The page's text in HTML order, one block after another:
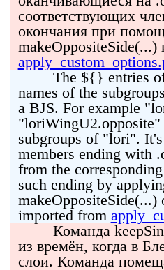
соответствующих
окончания при
makeOppositeSide(...)
The ${} entries
names of the
a BJS. For example
"loriWingU2.opposite"
subgroups of "lori".
members ending with
from the
such ending by
makeOppositeSide(...)
imported from
Команда
из времён, когда в
слои. Команда